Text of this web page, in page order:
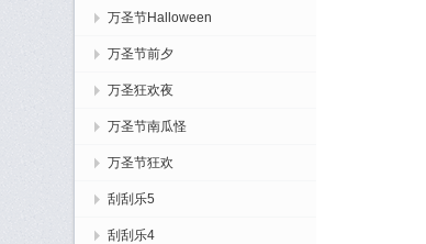
万圣节Halloween
万圣节前夕
万圣狂欢夜
万圣节南瓜怪
万圣节狂欢
刮刮乐5
刮刮乐4